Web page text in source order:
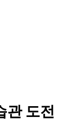
관 도전